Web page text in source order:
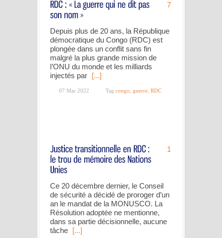
7
Depuis plus de 20 ans, la République
démocratique du Congo (RDC) est
plongée dans un conflit sans fin
malgré la plus grande mission de
l’ONU du monde et les milliards
injectés par [...]
07 Mar 2022 Tag congo guerre RDC
1
Ce 20 décembre dernier, le Conseil
de sécurité a décidé de proroger d’un
an le mandat de la MONUSCO. La
Résolution adoptée ne mentionne,
dans sa partie décisionnelle, aucune
tâche [...]